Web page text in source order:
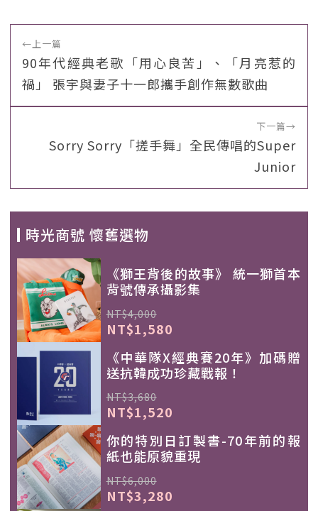
←上一篇
90年代經典老歌「用心良苦」、「月亮惹的
禍」 張宇與妻子十一郎攜手創作無數歌曲
下一篇→
Sorry Sorry「搓手舞」全民傳唱的Super
Junior
時光商號 懷舊選物
《獅王背後的故事》 統一獅首本
背號傳承攝影集
NT$4,000
NT$1,580
《中華隊X經典賽20年》加碼贈
送抗韓成功珍藏戰報！
NT$3,680
NT$1,520
你的特別日訂製書-70年前的報
紙也能原貌重現
NT$6,000
NT$3,280